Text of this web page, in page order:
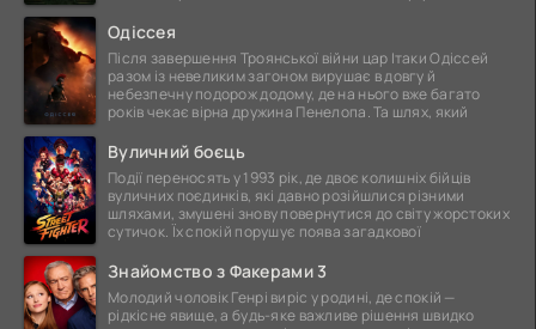
Одіссея
Після завершення Троянської війни цар Ітаки Одіссей
разом із невеликим загоном вирушає в довгу й
небезпечну подорож додому, де на нього вже багато
років чекає вірна дружина Пенелопа. Та шлях, який
Вуличний боєць
Події переносять у 1993 рік, де двоє колишніх бійців
вуличних поєдинків, які давно розійшлися різними
шляхами, змушені знову повернутися до світу жорстоких
сутичок. Їх спокій порушує поява загадкової
Знайомство з Факерами 3
Молодий чоловік Генрі виріс у родині, де спокій —
рідкісне явище, а будь-яке важливе рішення швидко